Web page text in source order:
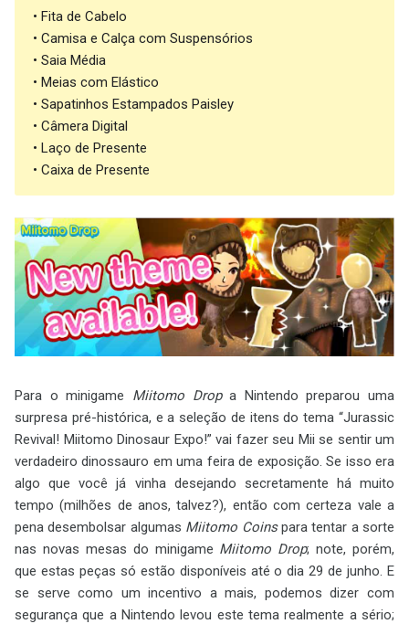
• Fita de Cabelo
• Camisa e Calça com Suspensórios
• Saia Média
• Meias com Elástico
• Sapatinhos Estampados Paisley
• Câmera Digital
• Laço de Presente
• Caixa de Presente
Para o minigame Miitomo Dropa Nintendo preparou uma
surpresa pré-histórica, e a seleção de itens do tema “Jurassic
Revival! Miitomo Dinosaur Expo!” vai fazer seu Mii se sentir um
verdadeiro dinossauro em uma feira de exposição. Se isso era
algo que você já vinha desejando secretamente há muito
tempo (milhões de anos, talvez?), então com certeza vale a
pena desembolsar algumas Miitomo Coinspara tentar a sorte
nas novas mesas do minigame Miitomo Drop; note, porém,
que estas peças só estão disponíveis até o dia 29 de junho. E
se serve como um incentivo a mais, podemos dizer com
segurança que a Nintendo levou este tema realmente a sério;